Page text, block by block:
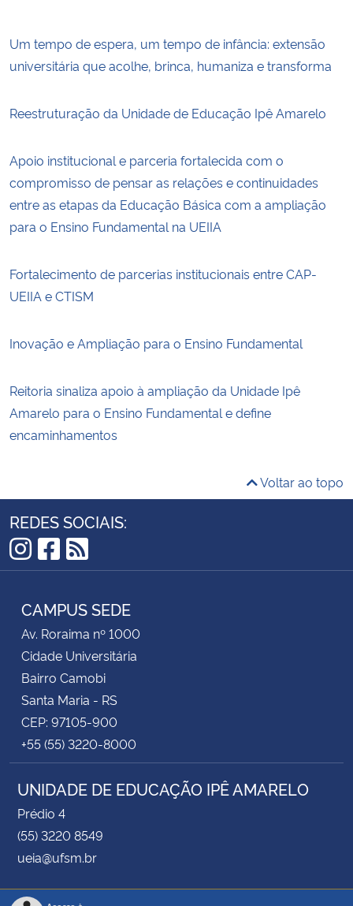
Um tempo de espera, um tempo de infância: extensão
universitária que acolhe, brinca, humaniza e transforma
Reestruturação da Unidade de Educação Ipê Amarelo
Apoio institucional e parceria fortalecida com o
compromisso de pensar as relações e continuidades
entre as etapas da Educação Básica com a ampliação
para o Ensino Fundamental na UEIIA
Fortalecimento de parcerias institucionais entre CAP-
UEIIA e CTISM
Inovação e Ampliação para o Ensino Fundamental
Reitoria sinaliza apoio à ampliação da Unidade Ipê
Amarelo para o Ensino Fundamental e define
encaminhamentos
Voltar ao topo
REDES SOCIAIS:
Instagram
Facebook
RSS
CAMPUS SEDE
Av. Roraima nº 1000
Cidade Universitária
Bairro Camobi
Santa Maria - RS
CEP: 97105-900
+55 (55) 3220-8000
UNIDADE DE EDUCAÇÃO IPÊ AMARELO
Prédio 4
(55) 3220 8549
ueia@ufsm.br